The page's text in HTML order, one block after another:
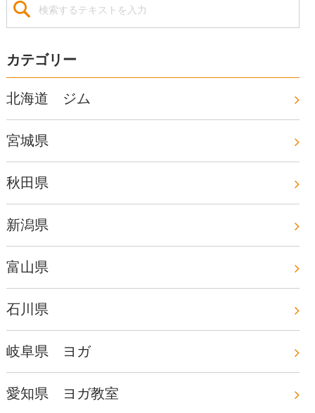
カテゴリー
北海道 ジム
宮城県
秋田県
新潟県
富山県
石川県
岐阜県 ヨガ
愛知県 ヨガ教室